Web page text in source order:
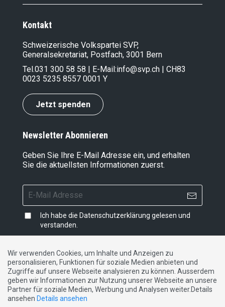
Kontakt
Schweizerische Volkspartei SVP,
Generalsekretariat, Postfach, 3001 Bern
Tel.031 300 58 58 | E-Mail:info@svp.ch | CH83
0023 5235 8557 0001 Y
Jetzt spenden
Newsletter Abonnieren
Geben Sie Ihre E-Mail Adresse ein, und erhalten
Sie die aktuellsten Informationen zuerst.
Ich habe die Datenschutzerklärung gelesen und
verstanden.
Impressum|Datenschutzerklärung|Kontakt
DE FR IT
Wir verwenden Cookies, um Inhalte und Anzeigen zu
personalisieren, Funktionen für soziale Medien anbieten und
Zugriffe auf unsere Webseite analysieren zu können. Ausserdem
geben wir Informationen zur Nutzung unserer Webseite an unsere
Partner für soziale Medien, Werbung und Analysen weiter.Details
ansehen Details ansehen